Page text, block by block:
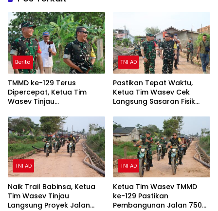
Berita
TMMD ke-129 Terus
Dipercepat, Ketua Tim
Wasev Tinjau
Talang Jambe
TNI AD
Pastikan Tepat Waktu,
Ketua Tim Wasev Cek
Langsung Sasaran Fisik
0418/Palembang
TNI AD
Naik Trail Babinsa, Ketua
Tim Wasev Tinjau
Langsung Proyek Jalan
TNI AD
Ketua Tim Wasev TMMD
ke-129 Pastikan
Pembangunan Jalan 750